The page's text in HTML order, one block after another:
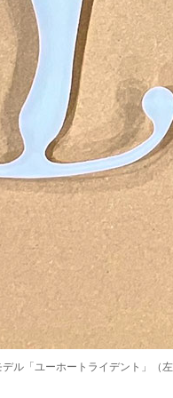
ル「ユーホートライデント」（